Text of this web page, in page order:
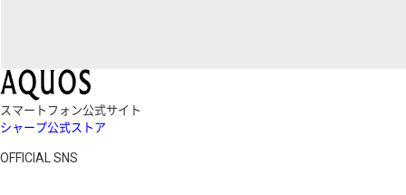
スマートフォン公式サイト
シャープ公式ストア
OFFICIAL SNS